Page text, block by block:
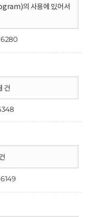
의 사용에 있어서
건